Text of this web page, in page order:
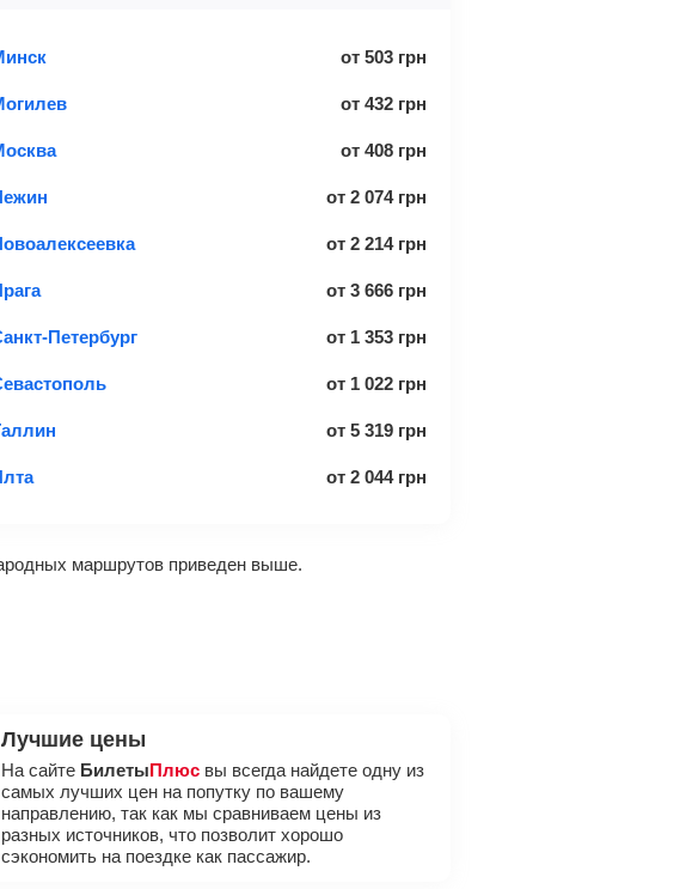
от 503 грн
от 432 грн
от 408 грн
от 2 074 грн
от 2 214 грн
от 3 666 грн
Петербург от 1 353 грн
от 1 022 грн
от 5 319 грн
от 2 044 грн
маршрутов приведен выше.
Лучшие цены
На сайте БилетыПлюсвы всегда найдете одну из
самых лучших цен на попутку по вашему
направлению, так как мы сравниваем цены из
разных источников, что позволит хорошо
сэкономить на поездке как пассажир.